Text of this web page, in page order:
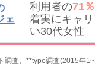
ェ
利用者の71
着実にキャ
い30代女性
調査、**type調査(2015年